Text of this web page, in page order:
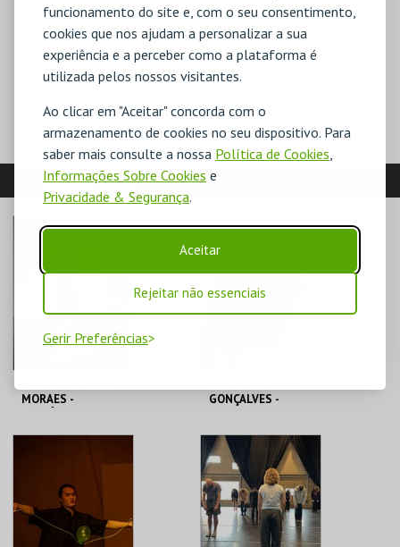
funcionamento do site e, com o seu consentimento,
cookies que nos ajudam a personalizar a sua
experiência e a perceber como a plataforma é
utilizada pelos nossos visitantes.
Ao clicar em "Aceitar" concorda com o
armazenamento de cookies no seu dispositivo. Para
saber mais consulte a nossa Política de Cookies,
Informações Sobre Cookies e
Privacidade & Segurança.
Aceitar
Rejeitar não essenciais
Gerir Preferências
SUGESTÕES:
MORAES -
MAIS INFO
COMPRAR
GONÇALVES -
CAMPUS
MAIS INFO
COMPRAR